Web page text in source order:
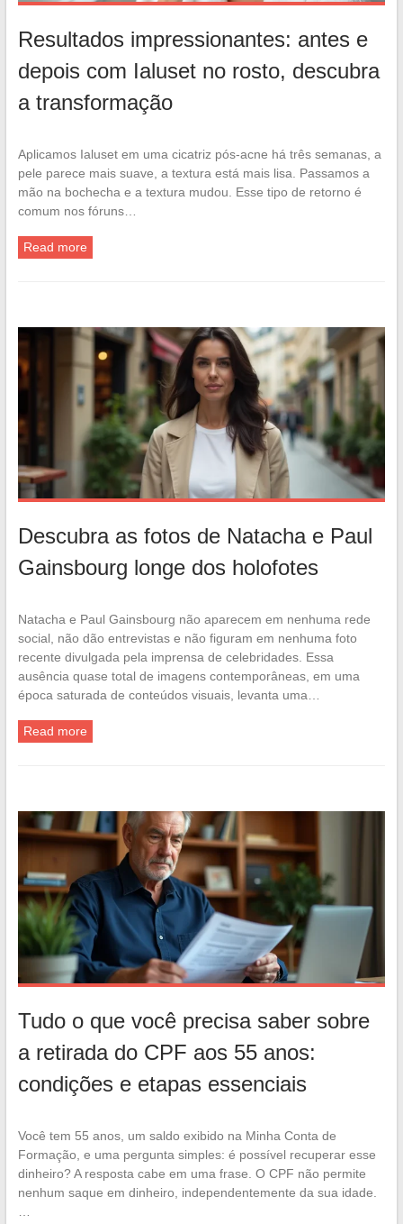
Resultados impressionantes: antes e
depois com Ialuset no rosto, descubra
a transformação
Aplicamos Ialuset em uma cicatriz pós-acne há três semanas, a
pele parece mais suave, a textura está mais lisa. Passamos a
mão na bochecha e a textura mudou. Esse tipo de retorno é
comum nos fóruns…
Read more
Descubra as fotos de Natacha e Paul
Gainsbourg longe dos holofotes
Natacha e Paul Gainsbourg não aparecem em nenhuma rede
social, não dão entrevistas e não figuram em nenhuma foto
recente divulgada pela imprensa de celebridades. Essa
ausência quase total de imagens contemporâneas, em uma
época saturada de conteúdos visuais, levanta uma…
Read more
Tudo o que você precisa saber sobre
a retirada do CPF aos 55 anos:
condições e etapas essenciais
Você tem 55 anos, um saldo exibido na Minha Conta de
Formação, e uma pergunta simples: é possível recuperar esse
dinheiro? A resposta cabe em uma frase. O CPF não permite
nenhum saque em dinheiro, independentemente da sua idade.
…